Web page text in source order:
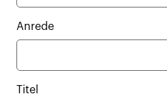
Anrede
Titel